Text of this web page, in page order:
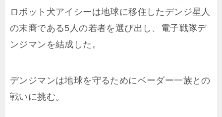
ロボット犬アイシーは地球に移住したデンジ星人
の末裔である5人の若者を選び出し、電子戦隊デ
ンジマンを結成した。
デンジマンは地球を守るためにベーダー一族との
戦いに挑む。